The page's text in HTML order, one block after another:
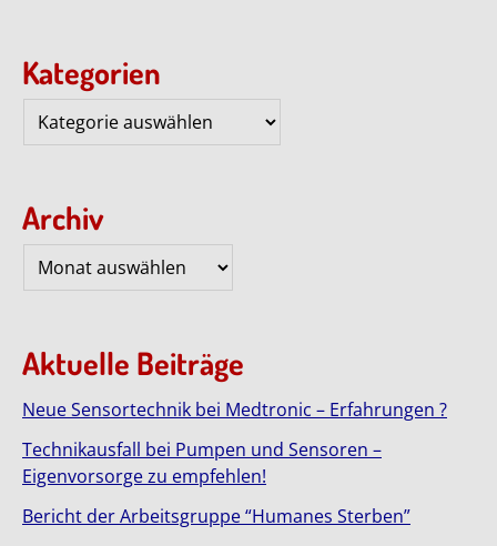
Kategorien
Kategorien
Archiv
Archiv
Aktuelle Beiträge
Neue Sensortechnik bei Medtronic – Erfahrungen ?
Technikausfall bei Pumpen und Sensoren –
Eigenvorsorge zu empfehlen!
Bericht der Arbeitsgruppe “Humanes Sterben”